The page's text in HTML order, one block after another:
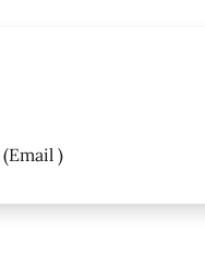
(Email )